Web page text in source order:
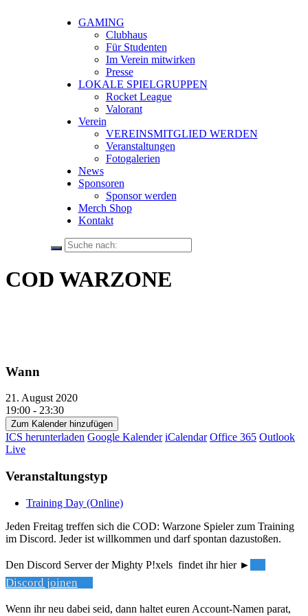
GAMING
Clubhaus
Für Studenten
Im Verein mitwirken
Presse
LOKALE SPIELGRUPPEN
Rocket League
Valorant
Verein
VEREINSMITGLIED WERDEN
Veranstaltungen
Fotogalerien
News
Sponsoren
Sponsor werden
Merch Shop
Kontakt
COD WARZONE
Wann
21. August 2020
19:00 - 23:30
Zum Kalender hinzufügen
ICS herunterladen Google Kalender iCalendar Office 365 Outlook
Live
Veranstaltungstyp
Training Day (Online)
Jeden Freitag treffen sich die COD: Warzone Spieler zum Training
im Discord. Jeder ist willkommen und darf spontan dazustoßen.
Den Discord Server der Mighty P!xels findet ihr hier ►
Discord joinen
Wenn ihr neu dabei seid, dann haltet euren Account-Namen parat,